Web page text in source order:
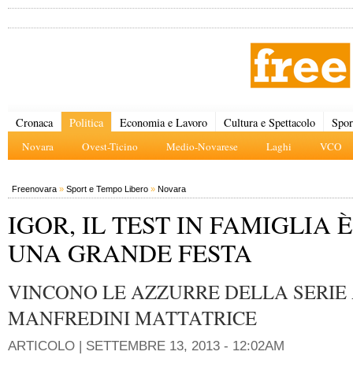
Cronaca Politica
Novara Ovest-Ticino Medio-Novarese Laghi VCO
Economia e Lavoro Cultura e Spettacolo
Freenovara » Sport e Tempo Libero » Novara
IGOR, IL TEST IN FAMIGLIA È
UNA GRANDE FESTA
VINCONO LE AZZURRE DELLA SERIE
MANFREDINI MATTATRICE
ARTICOLO | SETTEMBRE 13, 2013 - 12:02AM